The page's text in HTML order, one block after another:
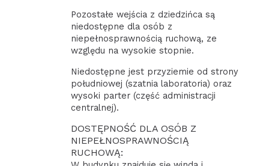
Pozostałe wejścia z dziedzińca są
niedostępne dla osób z
niepełnosprawnością ruchową, ze
względu na wysokie stopnie.
Niedostępne jest przyziemie od strony
południowej (szatnia laboratoria) oraz
wysoki parter (część administracji
centralnej).
DOSTĘPNOŚĆ DLA OSÓB Z
NIEPEŁNOSPRAWNOŚCIĄ
RUCHOWĄ: